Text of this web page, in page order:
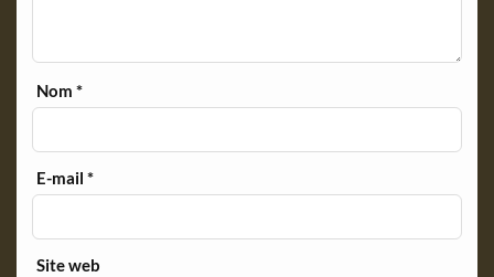
Nom*
E-mail*
Site web